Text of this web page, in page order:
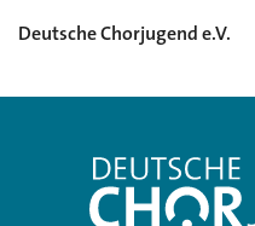
Deutsche Chorjugend e.V.